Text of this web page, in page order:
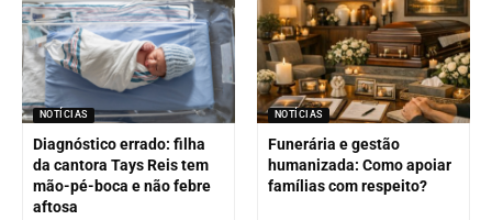
NOTÍCIAS
Diagnóstico errado: filha
da cantora Tays Reis tem
mão-pé-boca e não febre
aftosa
NOTÍCIAS
Funerária e gestão
humanizada: Como apoiar
famílias com respeito?